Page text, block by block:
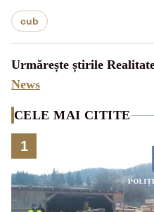
cub
Urmărește știrile
News
CELE MAI CITITE
1